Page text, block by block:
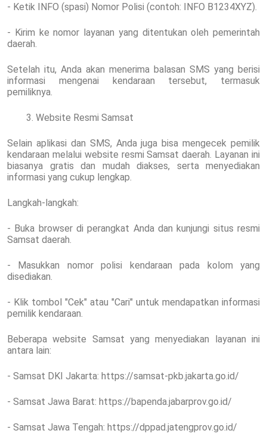
- Ketik INFO (spasi) Nomor Polisi (contoh: INFO B1234XYZ).
- Kirim ke nomor layanan yang ditentukan oleh pemerintah
daerah.
Setelah itu, Anda akan menerima balasan SMS yang berisi
informasi mengenai kendaraan tersebut, termasuk
pemiliknya.
Website Resmi Samsat
Selain aplikasi dan SMS, Anda juga bisa mengecek pemilik
kendaraan melalui website resmi Samsat daerah. Layanan ini
biasanya gratis dan mudah diakses, serta menyediakan
informasi yang cukup lengkap.
Langkah-langkah:
- Buka browser di perangkat Anda dan kunjungi situs resmi
Samsat daerah.
- Masukkan nomor polisi kendaraan pada kolom yang
disediakan.
- Klik tombol "Cek" atau "Cari" untuk mendapatkan informasi
pemilik kendaraan.
Beberapa website Samsat yang menyediakan layanan ini
antara lain:
- Samsat DKI Jakarta: https://samsat-pkb.jakarta.go.id/
- Samsat Jawa Barat: https://bapenda.jabarprov.go.id/
- Samsat Jawa Tengah: https://dppad.jatengprov.go.id/